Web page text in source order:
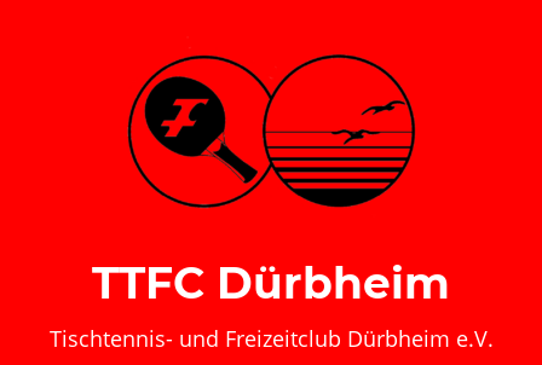
TTFC Dürbheim
Tischtennis- und Freizeitclub Dürbheim e.V.